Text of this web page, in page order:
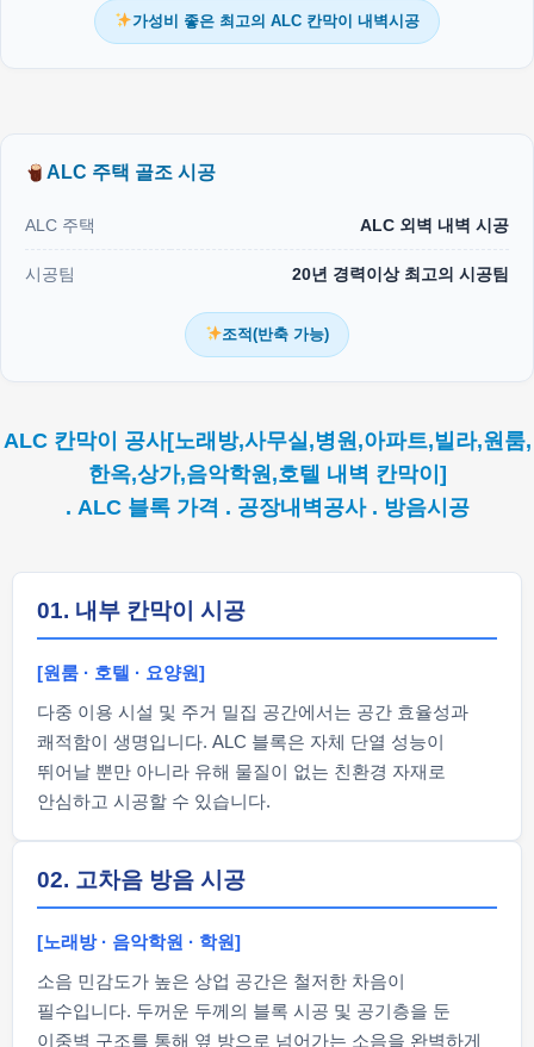
가성비 좋은 최고의 ALC 칸막이 내벽시공
ALC 주택 골조 시공
ALC 주택 ALC 외벽 내벽 시공
시공팀 20년 경력이상 최고의 시공팀
조적(반축 가능)
ALC 칸막이 공사[노래방,사무실,병원,아파트,빌라,원룸,
한옥,상가,음악학원,호텔 내벽 칸막이]
. ALC 블록 가격 . 공장내벽공사 . 방음시공
01. 내부 칸막이 시공
[원룸 · 호텔 · 요양원]
다중 이용 시설 및 주거 밀집 공간에서는 공간 효율성과
쾌적함이 생명입니다. ALC 블록은 자체 단열 성능이
뛰어날 뿐만 아니라 유해 물질이 없는 친환경 자재로
안심하고 시공할 수 있습니다.
02. 고차음 방음 시공
[노래방 · 음악학원 · 학원]
소음 민감도가 높은 상업 공간은 철저한 차음이
필수입니다. 두꺼운 두께의 블록 시공 및 공기층을 둔
이중벽 구조를 통해 옆 방으로 넘어가는 소음을 완벽하게